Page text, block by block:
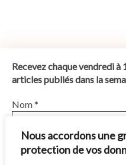
Nous accordons une
protection de vos
Recevez chaque vendredi à
articles publiés dans la
Nom*
E-mail*